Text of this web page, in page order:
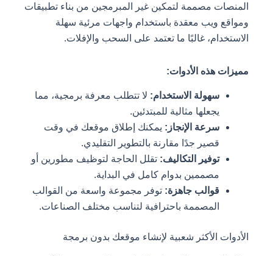
المنصات مصممة لتمكين غير المبرمجين من بناء تطبيقات
ومواقع ويب معقدة باستخدام واجهات مرئية سهلة
الاستخدام، غالبًا ما تعتمد على السحب والإفلات.
مميزات هذه الأدوات:
سهولة الاستخدام: لا تتطلب معرفة برمجية، مما
يجعلها مثالية للمبتدئين.
سرعة الإنجاز:يمكنك إطلاق موقعك في وقت
قصير جدًا مقارنة بالتطوير التقليدي.
توفير التكاليف:تقلل الحاجة لتوظيف مطورين أو
مصممين بدوام كامل في البداية.
قوالب جاهزة:توفر مجموعة واسعة من القوالب
المصممة باحترافية لتناسب مختلف الصناعات.
الأدوات الأكثر شعبية لإنشاء موقعك بدون برمجة